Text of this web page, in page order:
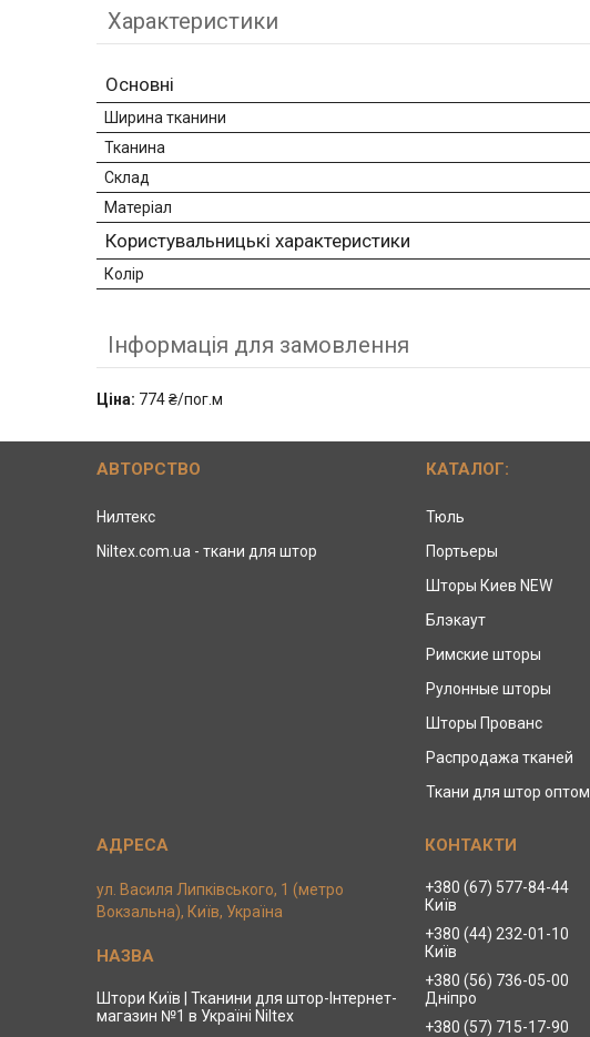
Характеристики
Основні
Ширина тканини
Тканина
Склад
Матеріал
Користувальницькі характеристики
Колір
Інформація для замовлення
Ціна: 774 ₴/пог.м
АВТОРСТВО
Нилтекс
Niltex.com.ua - ткани для штор
КАТАЛОГ:
Тюль
Портьеры
Шторы Киев NEW
Блэкаут
Римские шторы
Рулонные шторы
Шторы Прованс
Распродажа тканей
Ткани для штор оптом
ул. Василя Липківського, 1 (метро
Вокзальна), Київ, Україна
Штори Київ | Тканини для штор-Інтернет-
магазин №1 в Україні Niltex
+380 (67) 577-84-44
Київ
+380 (44) 232-01-10
Київ
+380 (56) 736-05-00
Дніпро
+380 (57) 715-17-90